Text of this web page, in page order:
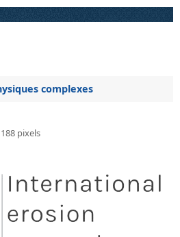
complexes
pixels